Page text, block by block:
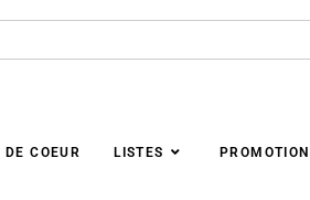
DE COEUR LISTES